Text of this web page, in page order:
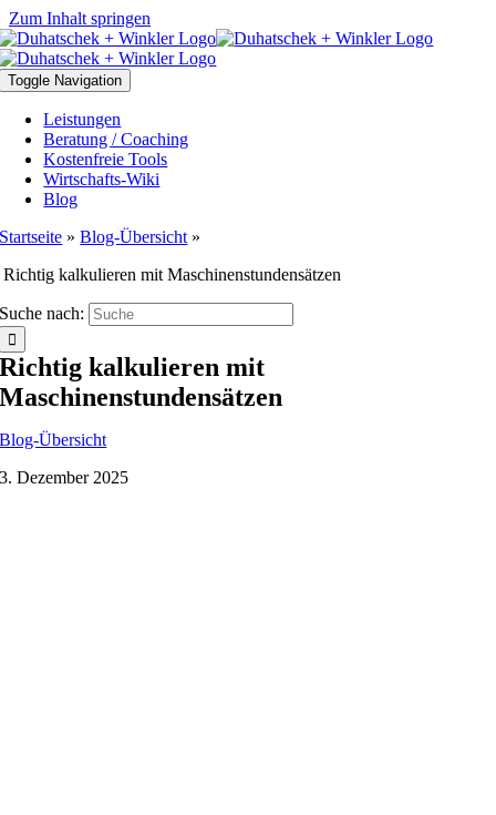
Zum Inhalt springen
Toggle Navigation
Leistungen
Beratung / Coaching
Kostenfreie Tools
Wirtschafts-Wiki
Blog
Startseite »Blog-Übersicht »
Richtig kalkulieren mit Maschinenstundensätzen
Suche nach:
Richtig kalkulieren mit
Maschinenstundensätzen
Blog-Übersicht
3. Dezember 2025